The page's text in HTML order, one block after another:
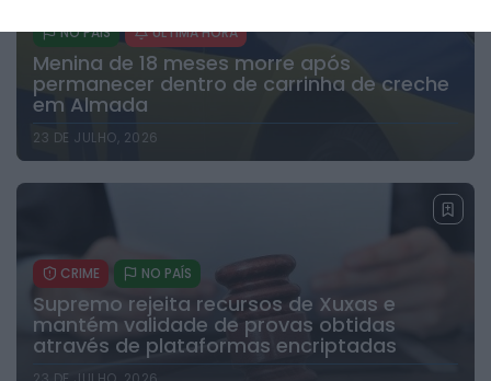
NO PAÍS ÚLTIMA HORA
Menina de 18 meses morre após
permanecer dentro de carrinha de creche
em Almada
23 DE JULHO, 2026
CRIME NO PAÍS
Supremo rejeita recursos de Xuxas e
mantém validade de provas obtidas
através de plataformas encriptadas